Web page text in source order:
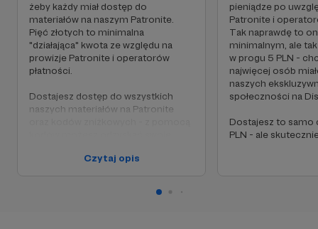
żeby każdy miał dostęp do
materiałów na naszym Patronite.
Pięć złotych to minimalna
"działająca" kwota ze względu na
prowizje Patronite i operatorów
płatności.
Dostajesz dostęp do wszystkich
naszych materiałów na Patronite
Dostajesz też dostęp do serwera
Patronami - wymieniamy się tam
Czytaj opis
pieniądze po
Patronite i
Tak naprawdę to
minimalnym, ale
w progu 5 PLN -
najwięcej osób
naszych
społeczności na
Dostajesz to samo
PLN - ale